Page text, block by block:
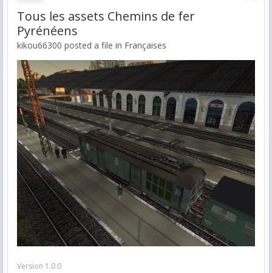
Tous les assets Chemins de fer
Pyrénéens
kikou66300 posted a file in Françaises
Version 1.0.0